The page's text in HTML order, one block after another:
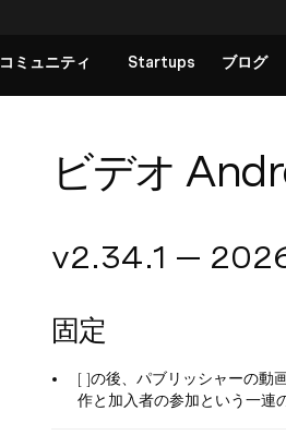
コミュニティ Startups ブログ
ビデオ
v2.34.1 —
固定
[ ]の後、パブリッシャーの動
作と加入者の参加という一連